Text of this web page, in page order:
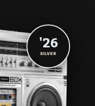
'26
SILVER